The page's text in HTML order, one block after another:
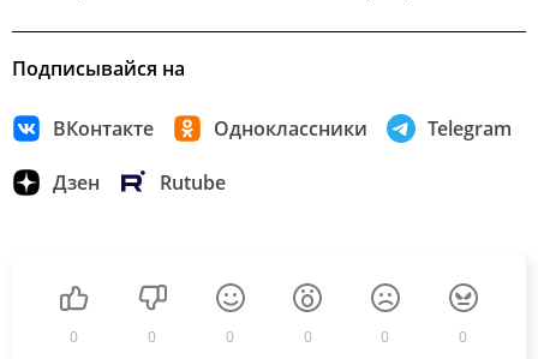
Подписывайся на
ВКонтакте Одноклассники Telegram
Дзен Rutube
0 0 0 0 0 0